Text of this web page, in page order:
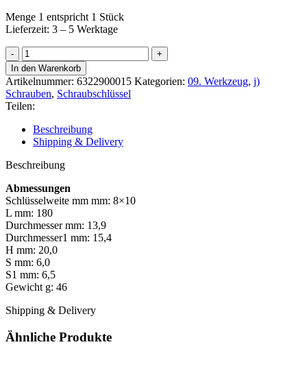
Menge 1 entspricht 1 Stück
Lieferzeit: 3 – 5 Werktage
Beta
Doppelringschlüssel
8x10mm
Menge
In den Warenkorb
Artikelnummer: 6322900015 Kategorien: 09. Werkzeug, j)
Schrauben, Schraubschlüssel
Teilen:
Beschreibung
Shipping & Delivery
Beschreibung
Abmessungen
Schlüsselweite mm mm: 8×10
L mm: 180
Durchmesser mm: 13,9
Durchmesser1 mm: 15,4
H mm: 20,0
S mm: 6,0
S1 mm: 6,5
Gewicht g: 46
Shipping & Delivery
Ähnliche Produkte